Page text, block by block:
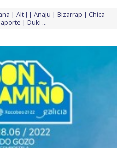
Alt-J Anaju Bizarrap
Chica
Duki ...